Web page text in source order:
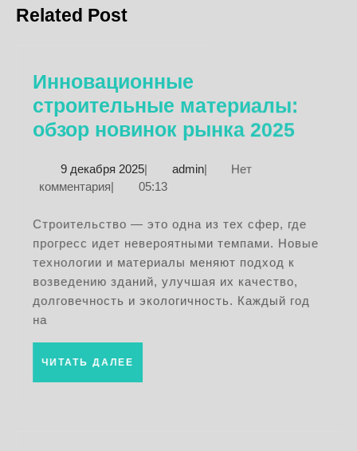
запись:
Related Post
Инновационные
строительные материалы:
обзор новинок рынка 2025
рынка
9 декабря 20259
декабря
| adminadmin
|
Нет
комментария| 05:13
Строительство — это одна из тех сфер, где
прогресс идет невероятными темпами. Новые
технологии и материалы меняют подход к
возведению зданий, улучшая их качество,
долговечность и экологичность. Каждый год
на
ЧИТАТЬ ДАЛЕЕ